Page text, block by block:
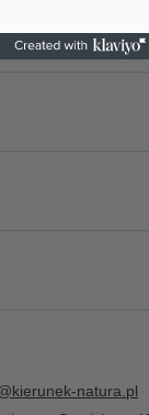
natura.pl